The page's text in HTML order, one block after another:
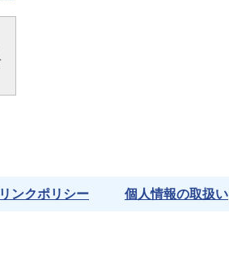
リンクポリシー 個人情報の取扱い